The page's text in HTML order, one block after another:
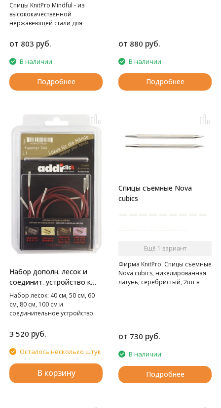
Спицы KnitPro Mindful - из
высококачественной
нержавеющей стали для
безупречного вязания.
от 803 руб.
В наличии
Подробнее
от 880 руб.
В наличии
Подробнее
Набор дополн. лесок и
соединит. устройство к
системе ADDI-click
Набор лесок: 40 см, 50 см, 60
см, 80 см, 100 см и
соединительное устройство.
3 520 руб.
Осталось несколько штук
В корзину
Спицы съемные Nova
cubics
Ещё 1 вариант
Фирма KnitPro. Спицы съемные
Nova cubics, никелированная
латунь, серебристый, 2шт в
от 730 руб.
В наличии
Подробнее